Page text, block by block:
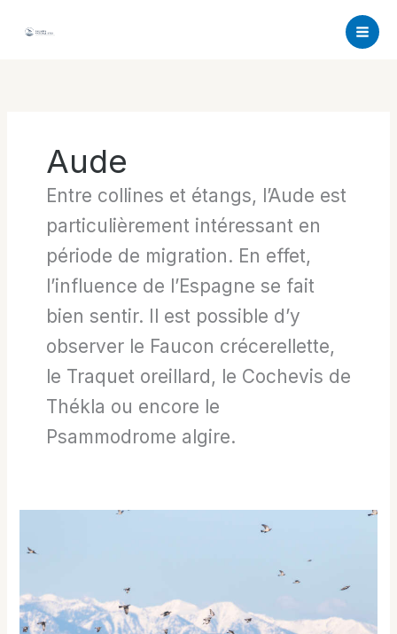
Aude
Entre collines et étangs, l’Aude est
particulièrement intéressant en
période de migration. En effet,
l’influence de l’Espagne se fait
bien sentir. Il est possible d’y
observer le Faucon crécerellette,
le Traquet oreillard, le Cochevis de
Thékla ou encore le
Psammodrome algire.